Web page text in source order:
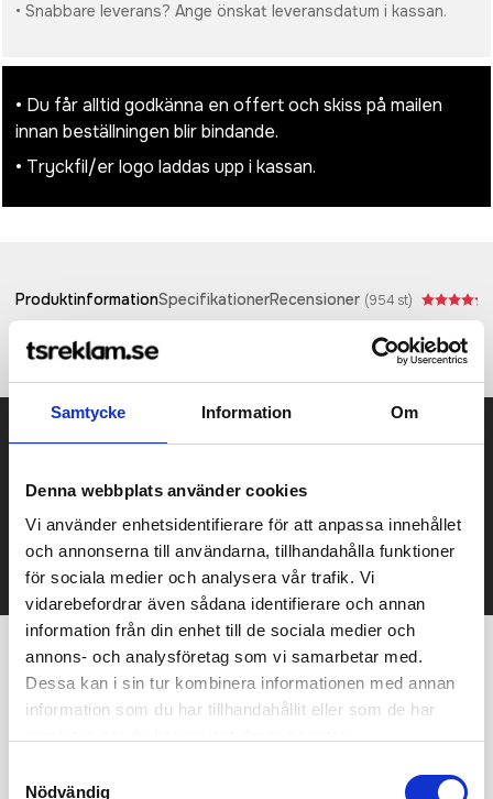
Samtycke Information Om
Denna webbplats använder cookies
Vi använder enhetsidentifierare för att anpassa innehållet
och annonserna till användarna, tillhandahålla funktioner
för sociala medier och analysera vår trafik. Vi
vidarebefordrar även sådana identifierare och annan
information från din enhet till de sociala medier och
annons- och analysföretag som vi samarbetar med.
Dessa kan i sin tur kombinera informationen med annan
information som du har tillhandahållit eller som de har
Nödvändig
• Snabbare leverans? Ange önskat leveransdatum i kassan.
• Du får alltid godkänna en offert och skiss på mailen
innan beställningen blir bindande.
• Tryckfil/er logo laddas upp i kassan.
ProduktinformationSpecifikationerRecensioner (954 st)
Prisuppgift på mailen?
Kontakta oss här för att få förslag på produkt och pris över
mailen.
Det går också utmärkt att bara ställa frågor!
KONTAKTA OSS
Vi hjälper er!
resan, från första frågan tills ni har era nya produkter i handen.